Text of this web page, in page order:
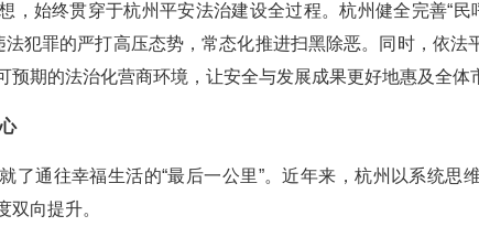
，始终贯穿于杭州平安法治建设全过程。杭州健全完善“民
法犯罪的严打高压态势，常态化推进扫黑除恶。同时，依
预期的法治化营商环境，让安全与发展成果更好地惠及全体
了通往幸福生活的“最后一公里”。近年来，杭州以系统思
双向提升。